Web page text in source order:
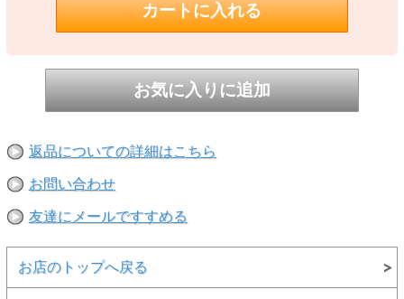
※撮影時の環境やご使用のPCモニター等の環境により実際の色味と
多少異なる場合があります。
※当店取扱い商品は一部店頭在庫と共有をしております。
す。完売や欠品の場合は大変ご迷惑をおかけしますが、予めご了承の
うえ注文いただきますようお願い申し上げます。
返品についての詳細はこちら
お問い合わせ
友達にメールですすめる
お店のトップへ戻る